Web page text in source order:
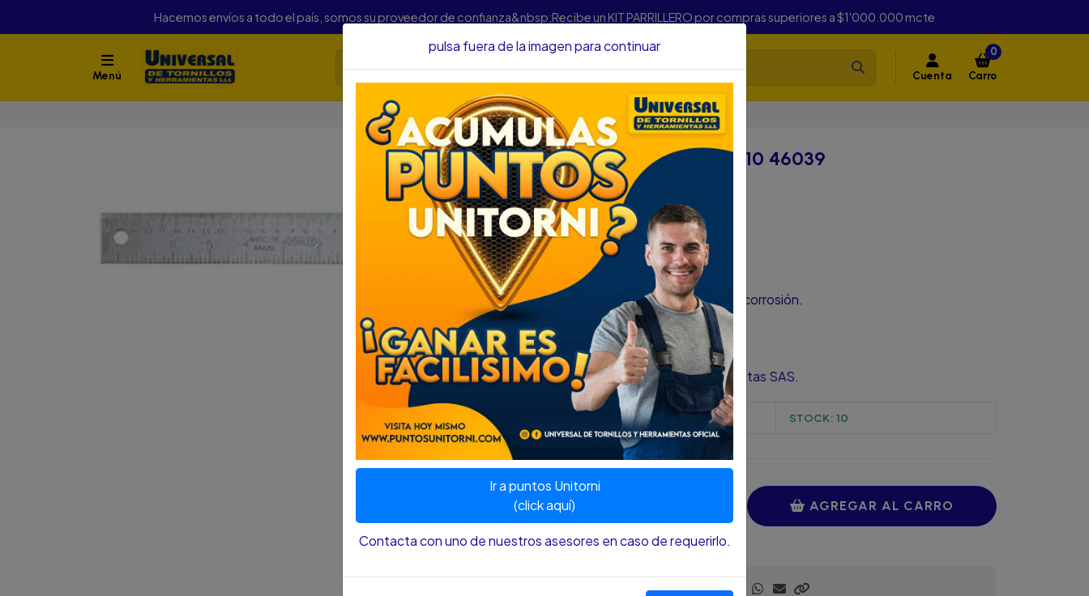
Hacemos envíos a todo el país, somos su proveedor de confianza&nbsp;Recibe un KIT PARRILLERO por compras superiores a $1'000.000 mcte
Menú Cuenta
0
Carro
Inicio Herramientas ESCUADRA STANLEY 10 46039
ESCUADRA STANLEY 10 46039
DESCRIPCIÓN
ESCUADRA STANLEY 10 46039
UTH: 59300085
- Marca: Stanley
- Ref: 46039
- Mango de plástico.
- Acabado con laca para resistir corrosión.
- Escala en bajo relieve.
- Escala metrica y en pulgadas.
- 10 pul Largo (254 mm)
Universal de tornillos y herramientas SAS.
59300085 STOCK: 10
PRECIO
$23.900 COP
¡Ahorra!
AGREGAR AL CARRO
Compartir este producto
pulsa fuera de la imagen para continuar
Ir a puntos Unitorni
(click aquí)
Contacta con uno de nuestros asesores en caso de requerirlo.